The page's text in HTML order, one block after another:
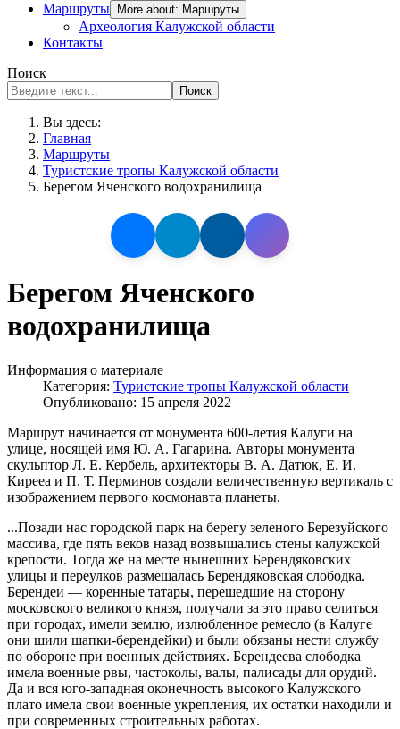
Маршруты
More about: Маршруты
Археология Калужской области
Контакты
Поиск
Поиск
Вы здесь:
Главная
Маршруты
Туристские тропы Калужской области
Берегом Яченского водохранилища
Берегом Яченского
водохранилища
Информация о материале
Категория: Туристские тропы Калужской области
Опубликовано: 15 апреля 2022
Маршрут начинается от монумента 600-летия Калуги на
улице, носящей имя Ю. А. Гагарина. Авторы монумента
скульптор Л. Е. Кербель, архитекторы В. А. Датюк, Е. И.
Кирееа и П. Т. Перминов создали величественную вертикаль с
изображением первого космонавта планеты.
...Позади нас городской парк на берегу зеленого Березуйского
массива, где пять веков назад возвышались стены калужской
крепости. Тогда же на месте нынешних Берендяковских
улицы и переулков размещалась Берендяковская слободка.
Берендеи — коренные татары, перешедшие на сторону
московского великого князя, получали за это право селиться
при городах, имели землю, излюбленное ремесло (в Калуге
они шили шапки-берендейки) и были обязаны нести службу
по обороне при военных действиях. Берендеева слободка
имела военные рвы, частоколы, валы, палисады для орудий.
Да и вся юго-западная оконечность высокого Калужского
плато имела свои военные укрепления, их остатки находили и
при современных строительных работах.